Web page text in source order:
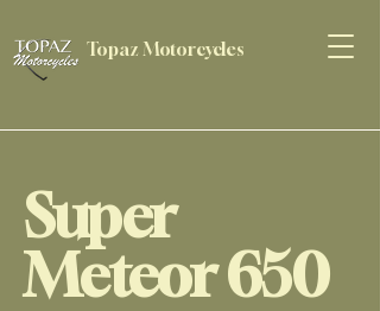
Topaz Motorcycles
Super
Meteor 650